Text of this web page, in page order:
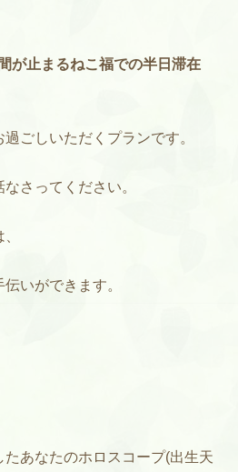
が止まるねこ福での半日滞在
ごしいただくプランです。
さってください。
いができます。
あなたのホロスコープ(出生天